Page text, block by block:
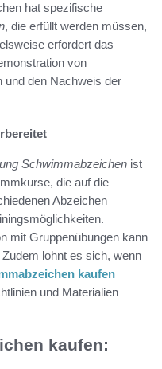
hat spezifische
, die erfüllt werden müssen,
erfordert das
von
und den Nachweis der
Schwimmabzeichen ist
die auf die
Abzeichen
mit Gruppenübungen kann
lohnt es sich, wenn
kaufen
und Materialien
kaufen: